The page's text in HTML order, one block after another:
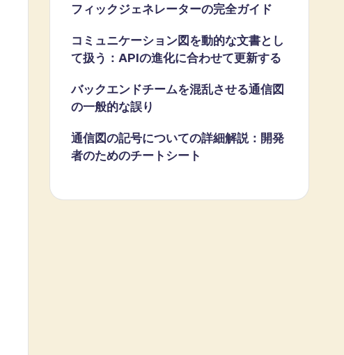
フィックジェネレーターの完全ガイド
コミュニケーション図を動的な文書とし
て扱う：APIの進化に合わせて更新する
バックエンドチームを混乱させる通信図
の一般的な誤り
通信図の記号についての詳細解説：開発
者のためのチートシート